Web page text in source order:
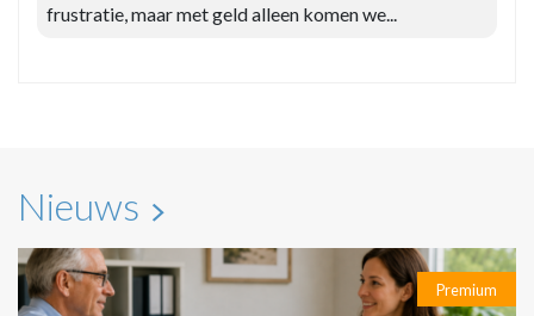
frustratie, maar met geld alleen komen we...
Nieuws
Premium